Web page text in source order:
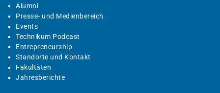
Alumni
Presse- und Medienbereich
Events
Technikum Podcast
Entrepreneurship
Standorte und Kontakt
Fakultäten
Jahresberichte